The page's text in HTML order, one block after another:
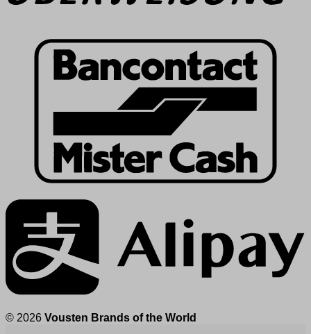
© 2026 Vousten Brands of the World